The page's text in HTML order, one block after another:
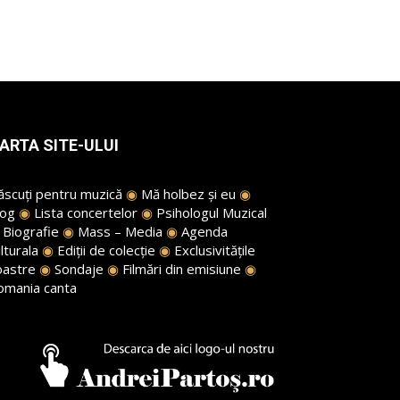
SITE-ULUI
pentru muzică ◉ Mă holbez și eu ◉
◉ Lista concertelor ◉ Psihologul Muzical
Biografie ◉ Mass – Media ◉ Agenda
◉ Ediții de colecție ◉ Exclusivitățile
◉ Sondaje ◉ Filmări din emisiune ◉
canta